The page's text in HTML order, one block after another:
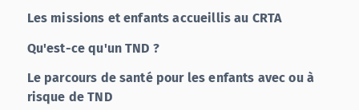
Les missions et enfants accueillis au CRTA
Qu'est-ce qu'un TND ?
Le parcours de santé pour les enfants avec ou à
risque de TND